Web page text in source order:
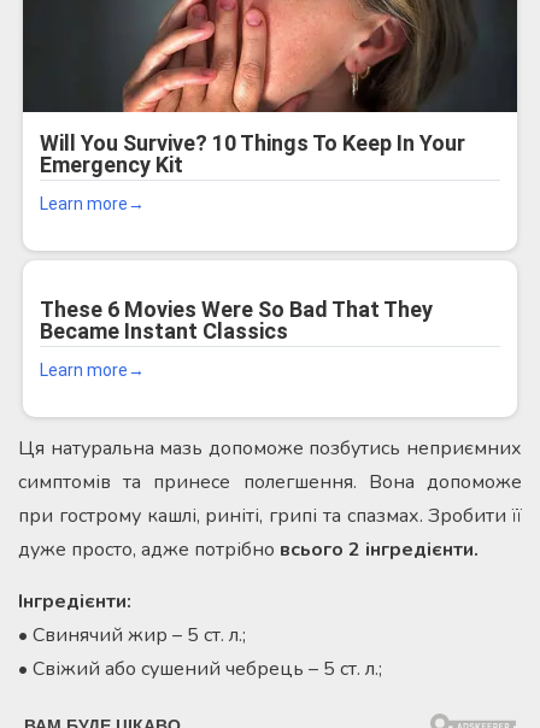
Ця натуральна мазь допоможе позбутись неприємних
симптомів та принесе полегшення. Вона допоможе
при гострому кашлі, риніті, грипі та спазмах. Зробити її
дуже просто, адже потрібно всього 2 інгредієнти.
Інгредієнти:
• Свинячий жир – 5 ст. л.;
• Свіжий або сушений чебрець – 5 ст. л.;